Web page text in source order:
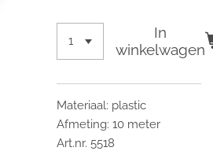
In
winkelwagen
Materiaal: plastic
Afmeting: 10 meter
Art.nr. 5518